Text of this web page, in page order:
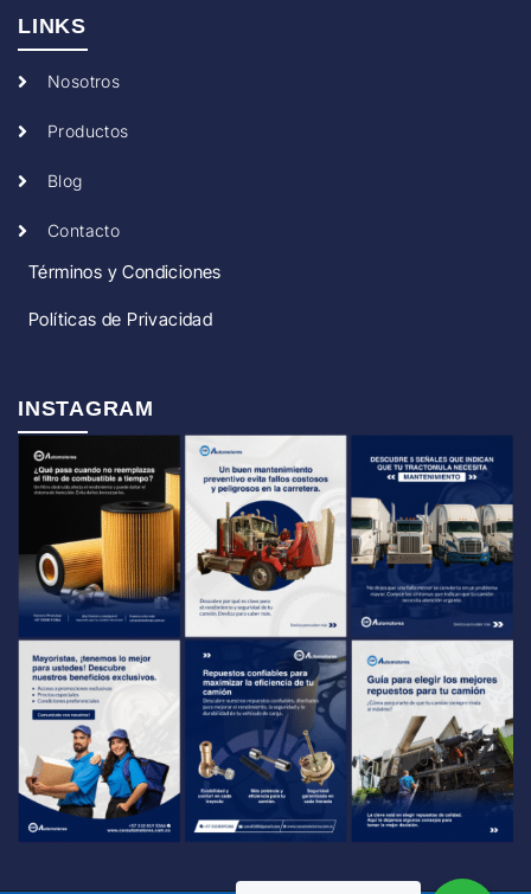
LINKS
Nosotros
Productos
Blog
Contacto
Términos y Condiciones
Políticas de Privacidad
INSTAGRAM